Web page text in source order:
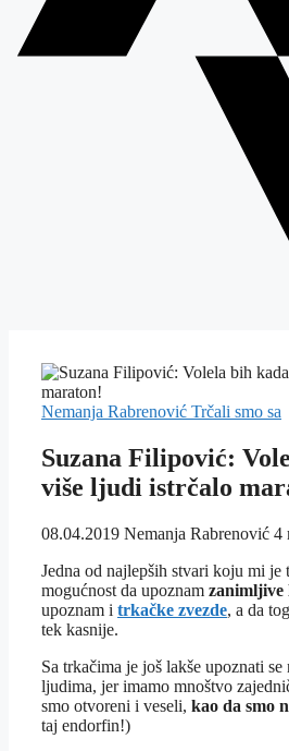
Nemanja Rabrenović Trčali smo sa
Suzana Filipović:
više ljudi istrčalo
08.04.2019 Nemanja Rabrenović 4
Jedna od najlepših stvari koju mi je
mogućnost da upoznam zanimljive
upoznam i trkačke zvezde, a da
tek kasnije.
Sa trkačima je još lakše upoznati se
ljudima, jer imamo mnoštvo
smo otvoreni i veseli, kao da smo
taj endorfin!)